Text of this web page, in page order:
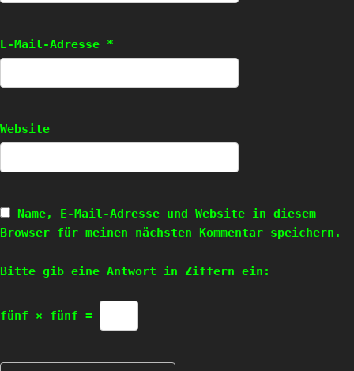
E-Mail-Adresse *
Website
Name, E-Mail-Adresse und Website in diesem
Browser für meinen nächsten Kommentar speichern.
Bitte gib eine Antwort in Ziffern ein:
fünf × fünf =